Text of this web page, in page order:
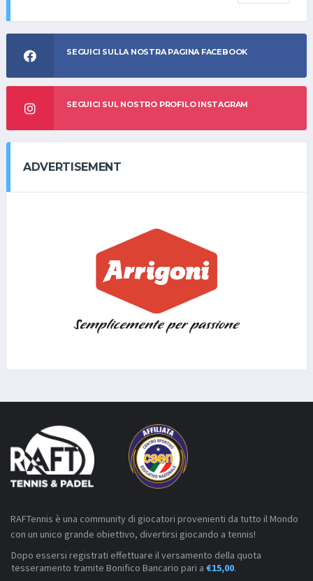
SEGUICI SULLA NOSTRA PAGINA FACEBOOK
SEGUICI SUL NOSTRO PROFILO INSTAGRAM
ADVERTISEMENT
RAFTennis è una community di giocatori provenienti da tutto il Mondo
con un unico grande obiettivo, divertirsi giocando a tennis!
Dopo essersi registrati effettuare il versamento della quota
tesseramento tramite Bonifico Bancario pari a €15,00.